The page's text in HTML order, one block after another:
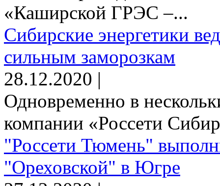
«Каширской ГРЭС –...
Сибирские энергетики
сильным заморозкам
28.12.2020 |
Одновременно в
компании «Россети
"Россети Тюмень"
"Ореховской" в Югре